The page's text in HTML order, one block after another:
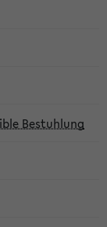
Bestuhlung